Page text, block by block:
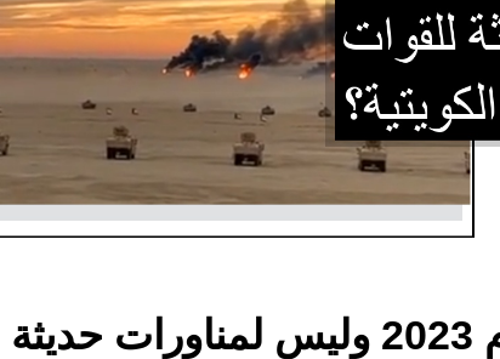
هذا الفيديو يعود للعام 2023 وليس